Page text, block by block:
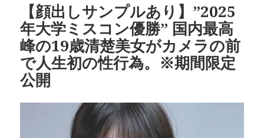
【顔出しサンプルあり】”2025
年大学ミスコン優勝” 国内最高
峰の19歳清楚美女がカメラの前
で人生初の性行為。※期間限定
公開